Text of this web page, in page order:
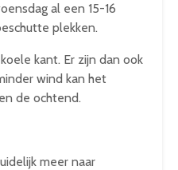
al een 15-16
plekken.
kant. Er zijn dan ook
wind kan het
de ochtend.
meer naar